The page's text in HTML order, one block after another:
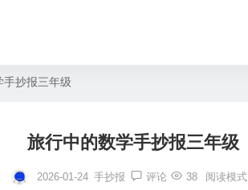
手抄报三年级
旅行中的数学手抄报三年级
2026-01-24 手抄报 评论 38 阅读模式